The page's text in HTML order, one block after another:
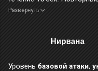
действия.
очаровательный,
«Это неважно. Лучше скажи
Развернуть
Нирвана
Уровень базовой атаки,